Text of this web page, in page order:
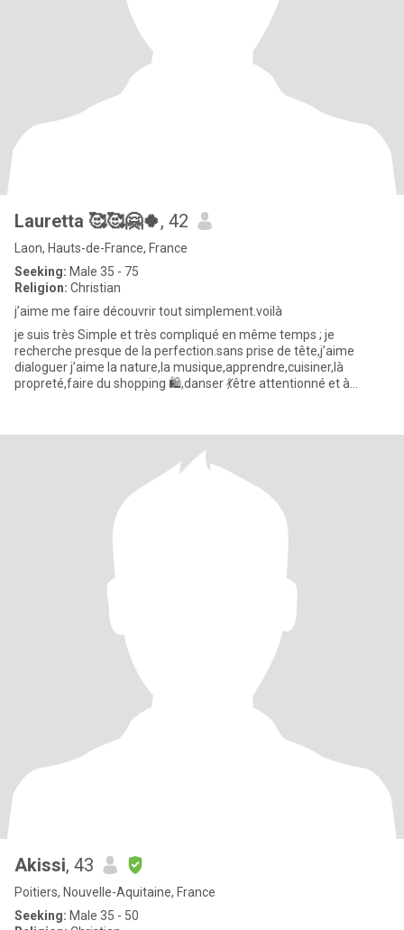
Lauretta 🥰🥰🤗🍀, 42
Laon, Hauts-de-France, France
Seeking: Male 35 - 75
Religion: Christian
j’aime me faire découvrir tout simplement.voilà
je suis très Simple et très compliqué en même temps ; je
recherche presque de la perfection.sans prise de tête,j’aime
dialoguer j’aime la nature,la musique,apprendre,cuisiner,là
propreté,faire du shopping 🛍️,danser 💃être attentionné et à
Akissi, 43
Poitiers, Nouvelle-Aquitaine, France
Seeking: Male 35 - 50